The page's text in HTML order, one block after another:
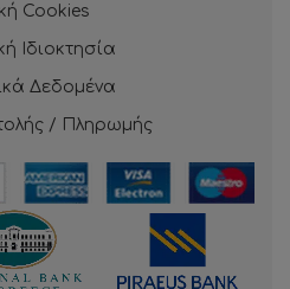
Cookies
Ιδιοκτησία
Δεδομένα
/ Πληρωμής